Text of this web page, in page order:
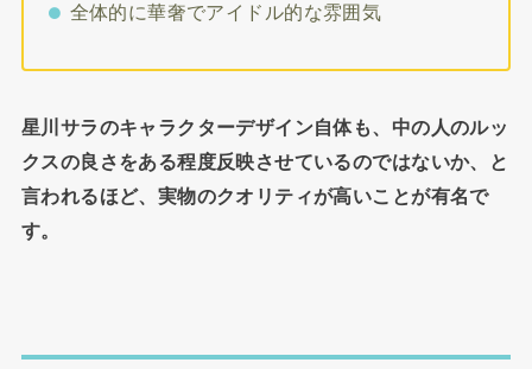
全体的に華奢でアイドル的な雰囲気
星川サラのキャラクターデザイン自体も、中の人のルッ
クスの良さをある程度反映させているのではないか、と
言われるほど、実物のクオリティが高いことが有名で
す。